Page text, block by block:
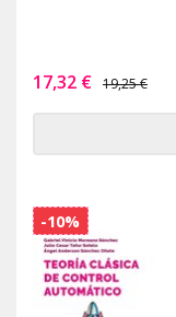
17,32 € 19,25 €
-10%